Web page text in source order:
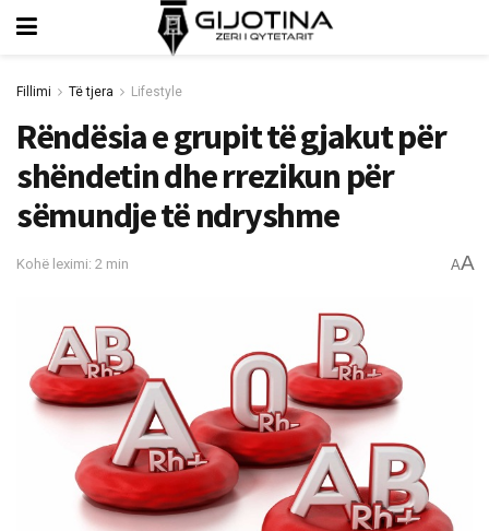
Fillimi Të tjera Lifestyle
Rëndësia e grupit të gjakut për
shëndetin dhe rrezikun për
sëmundje të ndryshme
Kohë leximi: 2 min AA